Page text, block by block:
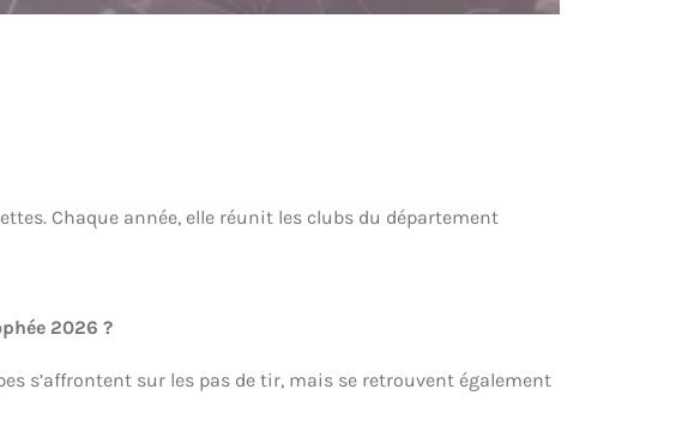
Chaque année, elle réunit les clubs du département
2026 ?
s’affrontent sur les pas de tir, mais se retrouvent également